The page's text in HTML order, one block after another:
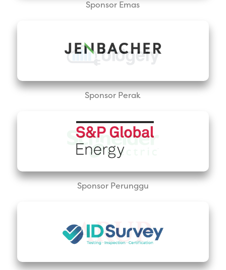
Sponsor Emas
Sponsor Perak
Sponsor Perunggu